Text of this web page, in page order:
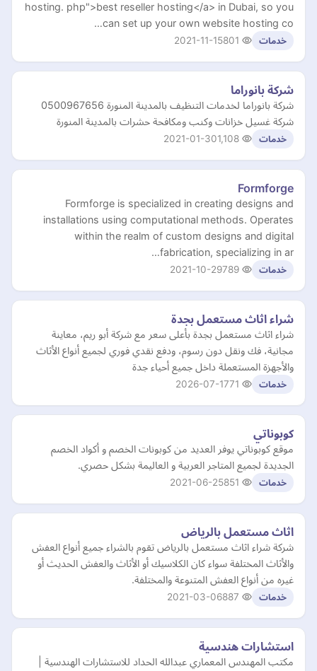
hosting. php">best reseller hosting</a> in Dubai, so you
can set up your own website hosting co…
خدمات 2021-11-15
شركة بانوراما
شركة بانوراما لخدمات التنظيف بالمدينة المنورة 0500967656
شركة غسيل خزانات وكنب ومكافحة حشرات بالمدينة المنورة
خدمات 2021-01-30
Formforge
Formforge is specialized in creating designs and
installations using computational methods. Operates
within the realm of custom designs and digital
fabrication, specializing in ar…
خدمات 2021-10-29
شراء اثاث مستعمل بجدة
شراء اثاث مستعمل بجدة بأعلى سعر مع شركة أبو ريم، معاينة
مجانية، فك ونقل دون رسوم، ودفع نقدي فوري لجميع أنواع الأثاث
والأجهزة المستعملة داخل جميع أحياء جدة
خدمات 2026-07-17
كوبوناتي
موقع كوبوناتي يوفر العديد من كوبونات الخصم و أكواد الخصم
الجديدة لجميع المتاجر العربية و العاليمة بشكل حصري.
خدمات 2021-06-25
اثاث مستعمل بالرياض
شركة شراء اثاث مستعمل بالرياض تقوم بالشراء جميع أنواع العفش
والأثاث المختلفة سواء كان الكلاسيك أو الأثاث والعفش الحديث أو
غيره من أنواع العفش المتنوعة والمختلفة.
خدمات 2021-03-06
استشارات هندسية
مكتب المهندس المعماري عبدالله الحداد للاستشارات الهندسية |